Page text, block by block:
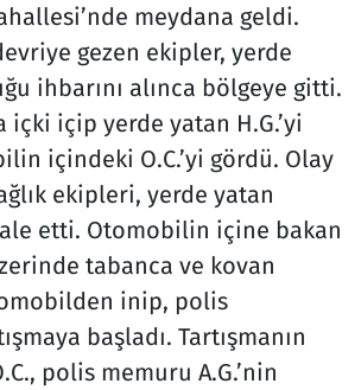
meydana geldi.
gezen ekipler, yerde
ihbarını alınca bölgeye gitti.
içki içip yerde yatan H.G.’yi
içindeki O.C.’yi gördü. Olay
ekipleri, yerde yatan
etti. Otomobilin içine bakan
tabanca ve kovan
inip, polis
başladı. Tartışmanın
polis memuru A.G.’nin
Bilim